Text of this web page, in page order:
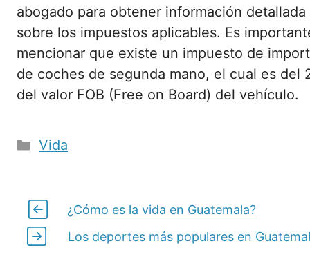
abogado para obtener información detallada
sobre los impuestos aplicables. Es
mencionar que existe un impuesto de
de coches de segunda mano, el cual es del
del valor FOB (Free on Board) del vehículo.
Categorías
Vida
¿Cómo es la vida en Guatemala?
Los deportes más populares en